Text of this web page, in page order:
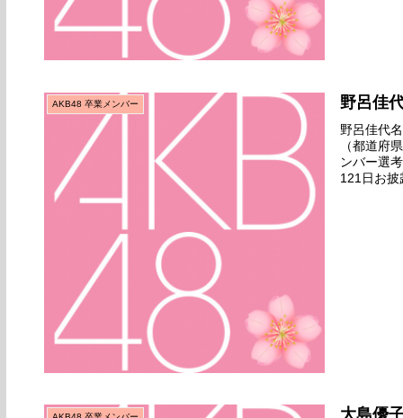
AKB48 卒業メンバー 野呂佳
野呂佳代
（都道府
ンバー選
121日お